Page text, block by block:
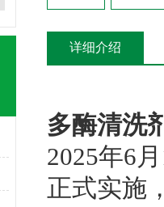
详细介绍
多酶清洗
2025年6
正式实施